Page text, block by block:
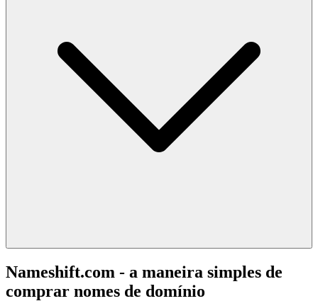
Nameshift.com - a maneira simples de
comprar nomes de domínio